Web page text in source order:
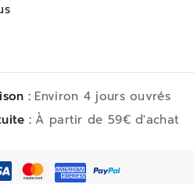
: Environ 4 jours ouvrés
: À partir de 59€ d'achat